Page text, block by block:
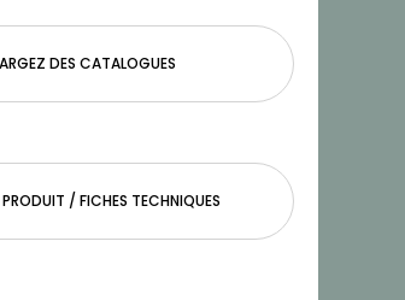
DES CATALOGUES
/ FICHES TECHNIQUES